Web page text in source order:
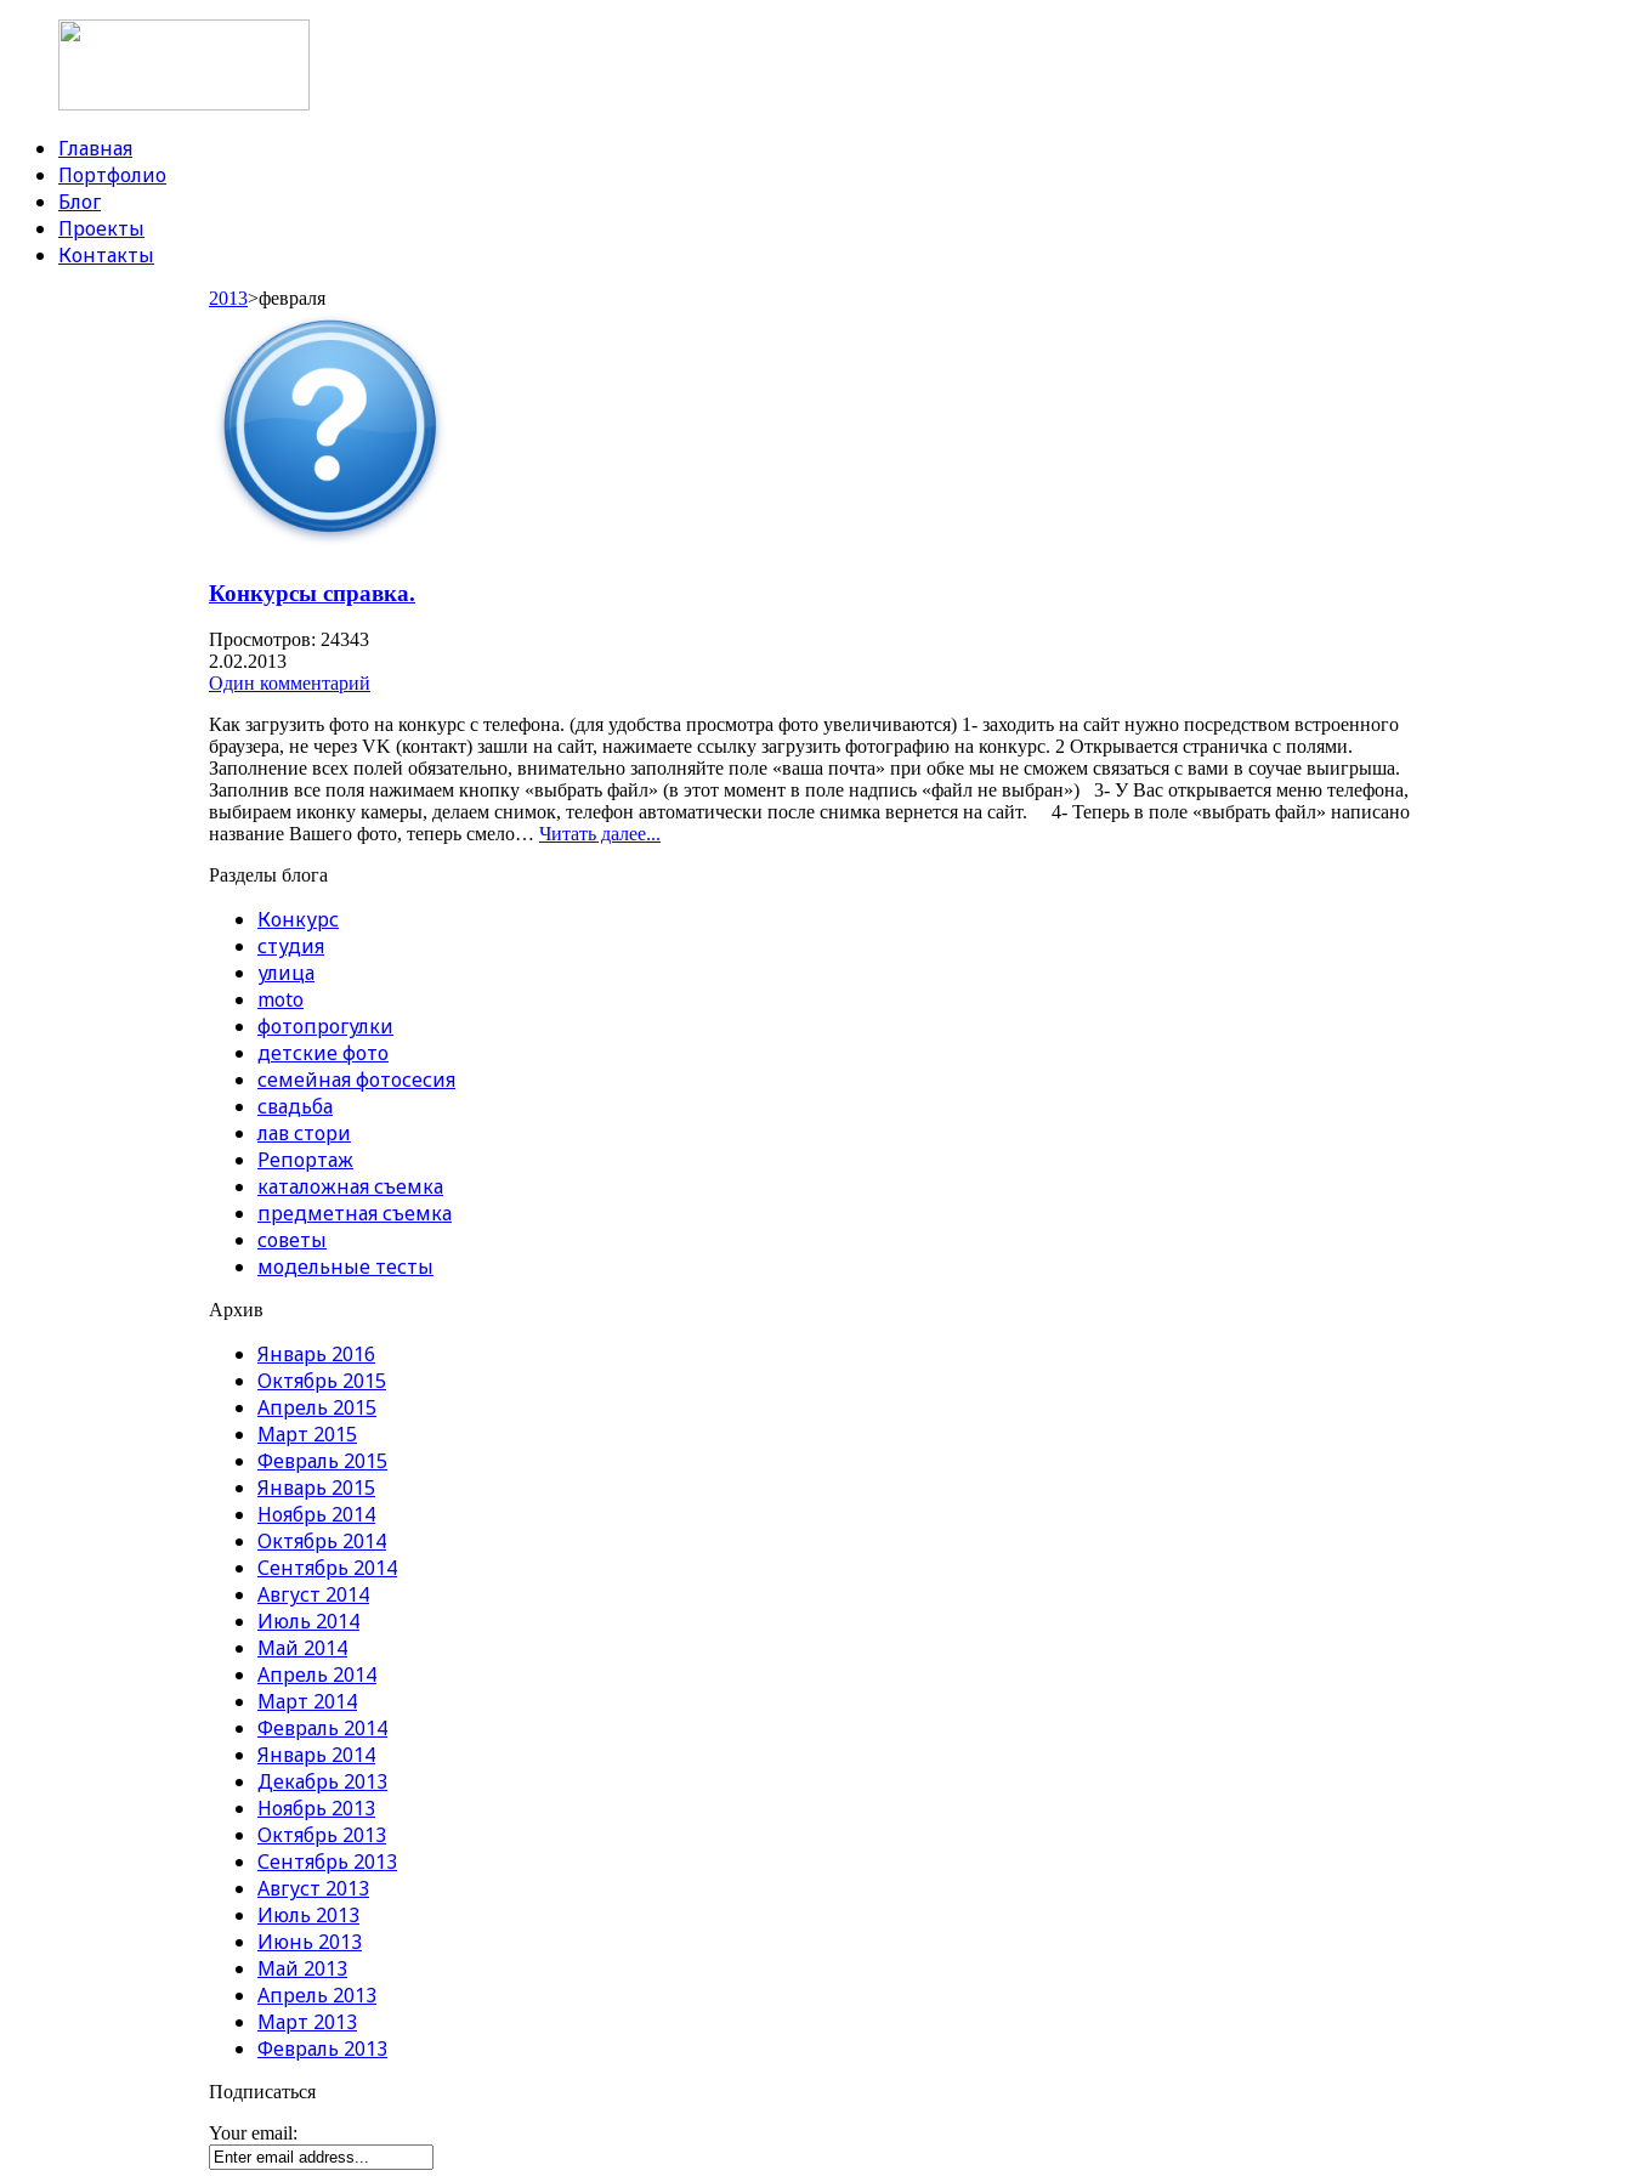
Главная
Портфолио
Блог
Проекты
Контакты
2013>февраля
Конкурсы справка.
Просмотров: 24343
2.02.2013
Один комментарий
Как загрузить фото на конкурс с телефона. (для удобства просмотра фото увеличиваются) 1- заходить на сайт нужно посредством встроенного
браузера, не через VK (контакт) зашли на сайт, нажимаете ссылку загрузить фотографию на конкурс. 2 Открывается страничка с полями.
Заполнение всех полей обязательно, внимательно заполняйте поле «ваша почта» при обке мы не сможем связаться с вами в соучае выигрыша.
Заполнив все поля нажимаем кнопку «выбрать файл» (в этот момент в поле надпись «файл не выбран») 3- У Вас открывается меню телефона,
выбираем иконку камеры, делаем снимок, телефон автоматически после снимка вернется на сайт. 4- Теперь в поле «выбрать файл» написано
название Вашего фото, теперь смело… Читать далее...
Разделы блога
Конкурс
студия
улица
moto
фотопрогулки
детские фото
семейная фотосесия
свадьба
лав стори
Репортаж
каталожная съемка
предметная съемка
советы
модельные тесты
Архив
Январь 2016
Октябрь 2015
Апрель 2015
Март 2015
Февраль 2015
Январь 2015
Ноябрь 2014
Октябрь 2014
Сентябрь 2014
Август 2014
Июль 2014
Май 2014
Апрель 2014
Март 2014
Февраль 2014
Январь 2014
Декабрь 2013
Ноябрь 2013
Октябрь 2013
Сентябрь 2013
Август 2013
Июль 2013
Июнь 2013
Май 2013
Апрель 2013
Март 2013
Февраль 2013
Подписаться
Your email: